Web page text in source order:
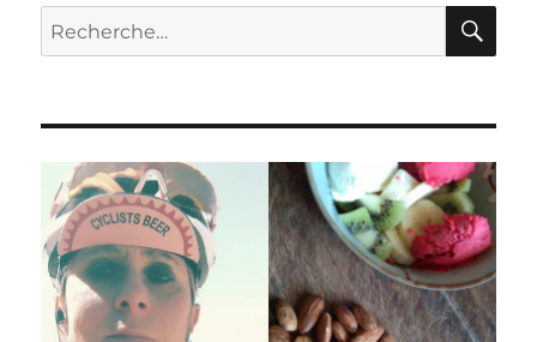
Recherche
pour :